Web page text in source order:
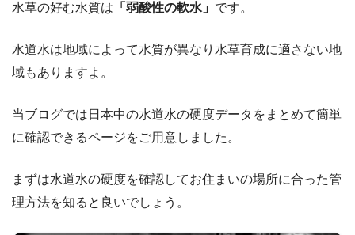
水草の好む水質は 「弱酸性の軟水」 です。
水道水は地域によって水質が異なり水草育成に適さない地
域もありますよ。
当ブログでは日本中の水道水の硬度データをまとめて簡単
に確認できるページをご用意しました。
まずは水道水の硬度を確認してお住まいの場所に合った管
理方法を知ると良いでしょう。